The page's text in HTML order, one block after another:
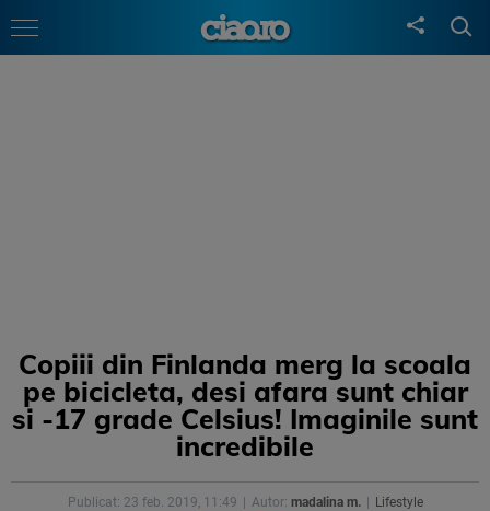
Copiii din Finlanda merg la scoala
pe bicicleta, desi afara sunt chiar
si -17 grade Celsius! Imaginile sunt
incredibile
Publicat: 23 feb. 2019, 11:49 Autor: madalina m. Lifestyle